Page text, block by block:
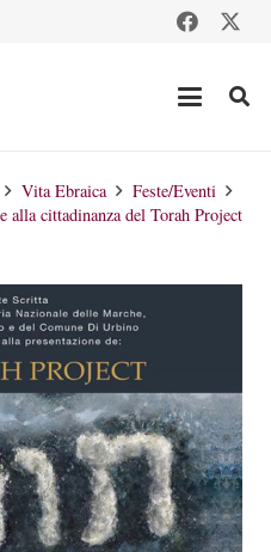
Vita Ebraica
Feste/Eventi
alla cittadinanza del Torah Project